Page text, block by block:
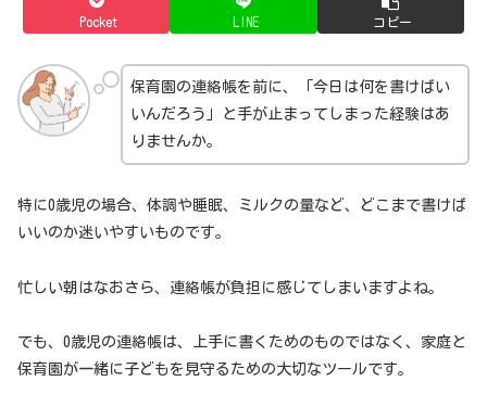
Pocket LINE コピー
保育園の連絡帳を前に、「今日は何を書けばい
いんだろう」と手が止まってしまった経験はあ
りませんか。
特に0歳児の場合、体調や睡眠、ミルクの量など、どこまで書けば
いいのか迷いやすいものです。
忙しい朝はなおさら、連絡帳が負担に感じてしまいますよね。
でも、0歳児の連絡帳は、上手に書くためのものではなく、家庭と
保育園が一緒に子どもを見守るための大切なツールです。